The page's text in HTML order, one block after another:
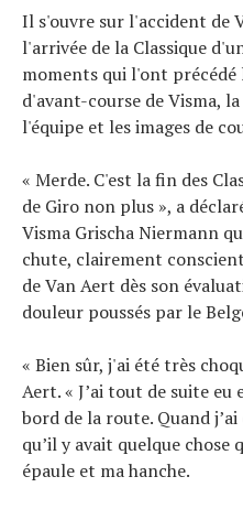
Il s'ouvre sur l'accident de
l'arrivée de la Classique
moments qui l'ont précédé
d'avant-course de Visma,
l'équipe et les images de
« Merde. C'est la fin des
de Giro non plus », a
Visma Grischa Niermann
chute, clairement
de Van Aert dès son
douleur poussés par le
« Bien sûr, j'ai été très
Aert. « J’ai tout de suite
bord de la route. Quand j’ai
qu’il y avait quelque chose
épaule et ma hanche.
Tous nos articles
À propos